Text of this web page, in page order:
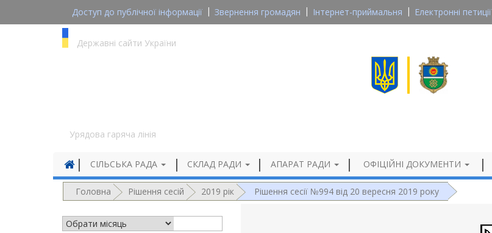
Доступ до публічної інформації Звернення громадян Інтернет-приймальня
Електронні петиції
Державні сайти України
Урядова гаряча лінія
СІЛЬСЬКА РАДА СКЛАД РАДИ АПАРАТ РАДИ ОФІЦІЙНІ ДОКУМЕНТИ
Головна Рішення сесій 2019 рік Рішення сесії №994 від 20 вересня 2019 року
АРХІВ НОВИН